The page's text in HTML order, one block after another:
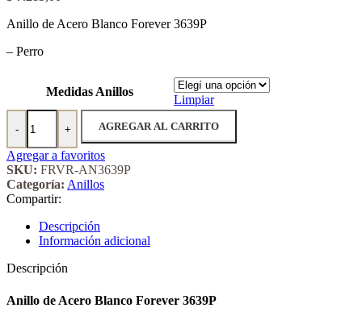
Anillo de Acero Blanco Forever 3639P
– Perro
Medidas Anillos
Limpiar
-
Anillo de Acero Blanco Forever 3639P cantidad
+ AGREGAR AL CARRITO
Agregar a favoritos
SKU: FRVR-AN3639P
Categoría: Anillos
Compartir:
Descripción
Información adicional
Descripción
Anillo de Acero Blanco Forever 3639P